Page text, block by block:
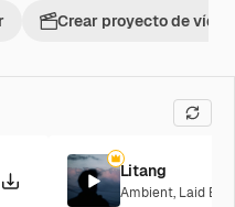
Crear proyecto de vídeo
Litang
Ambient, Laid